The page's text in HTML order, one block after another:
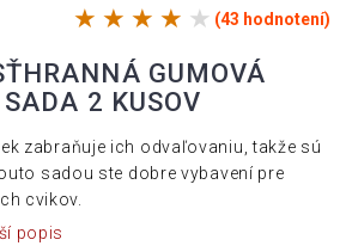
(43 hodnotení)
GUMOVÁ
2 KUSOV
zabraňuje ich odvaľovaniu, takže sú
sadou ste dobre vybavení pre
cvikov.
popis